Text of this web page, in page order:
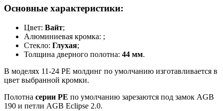
Основные характеристики:
Цвет: Вайт;
Алюминиевая кромка: ;
Стекло: Глухая;
Толщина дверного полотна: 44 мм.
В моделях 11-24 PE молдинг по умолчанию изготавливается в
цвет выбранной кромки.
Полотна серии PE по умолчанию зарезаются под замок AGB
190 и петли AGB Eclipse 2.0.